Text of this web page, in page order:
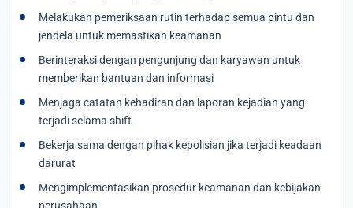
Melakukan pemeriksaan rutin terhadap semua pintu dan
jendela untuk memastikan keamanan
Berinteraksi dengan pengunjung dan karyawan untuk
memberikan bantuan dan informasi
Menjaga catatan kehadiran dan laporan kejadian yang
terjadi selama shift
Bekerja sama dengan pihak kepolisian jika terjadi keadaan
darurat
Mengimplementasikan prosedur keamanan dan kebijakan
perusahaan